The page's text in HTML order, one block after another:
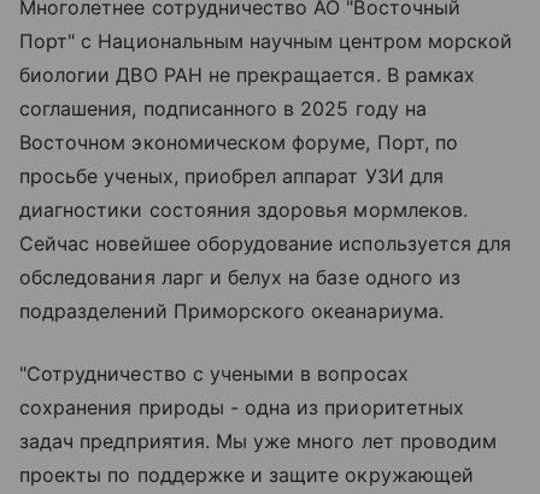
Многолетнее сотрудничество АО "Восточный
Порт" с Национальным научным центром морской
биологии ДВО РАН не прекращается. В рамках
соглашения, подписанного в 2025 году на
Восточном экономическом форуме, Порт, по
просьбе ученых, приобрел аппарат УЗИ для
диагностики состояния здоровья мормлеков.
Сейчас новейшее оборудование используется для
обследования ларг и белух на базе одного из
подразделений Приморского океанариума.
"Сотрудничество с учеными в вопросах
сохранения природы - одна из приоритетных
задач предприятия. Мы уже много лет проводим
проекты по поддержке и защите окружающей